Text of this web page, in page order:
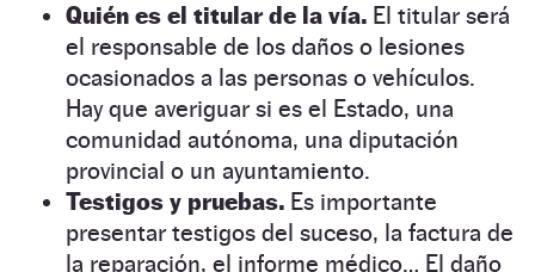
Quién es el titular de la vía. El titular será
el responsable de los daños o lesiones
ocasionados a las personas o vehículos.
Hay que averiguar si es el Estado, una
comunidad autónoma, una diputación
provincial o un ayuntamiento.
Testigos y pruebas. Es importante
presentar testigos del suceso, la factura de
la reparación, el informe médico… El daño